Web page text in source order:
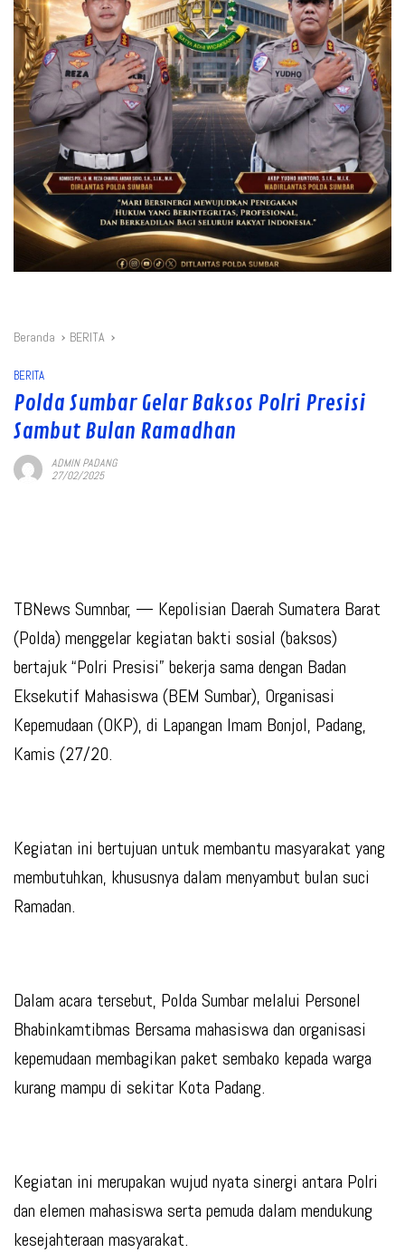
Beranda BERITA
BERITA
Polda Sumbar Gelar Baksos Polri Presisi
Sambut Bulan Ramadhan
ADMIN PADANG
27/02/2025
TBNews Sumnbar, — Kepolisian Daerah Sumatera Barat
(Polda) menggelar kegiatan bakti sosial (baksos)
bertajuk “Polri Presisi” bekerja sama dengan Badan
Eksekutif Mahasiswa (BEM Sumbar), Organisasi
Kepemudaan (OKP), di Lapangan Imam Bonjol, Padang,
Kamis (27/20.
Kegiatan ini bertujuan untuk membantu masyarakat yang
membutuhkan, khususnya dalam menyambut bulan suci
Ramadan.
Dalam acara tersebut, Polda Sumbar melalui Personel
Bhabinkamtibmas Bersama mahasiswa dan organisasi
kepemudaan membagikan paket sembako kepada warga
kurang mampu di sekitar Kota Padang.
Kegiatan ini merupakan wujud nyata sinergi antara Polri
dan elemen mahasiswa serta pemuda dalam mendukung
kesejahteraan masyarakat.